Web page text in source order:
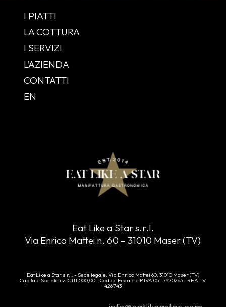
I PIATTI
LA COTTURA
I SERVIZI
L’AZIENDA
CONTATTI
EN
Eat Like a Star s.r.l.
Via Enrico Mattei n. 60 – 31010 Maser (TV)
Eat Like a Star s.r.l. - Sede legale: Via Enrico Mattei 60, 31010 Maser (TV)
Capitale Sociale i.v. €111.000,00 - Codice Fiscale e P.IVA 05117920263 - REA TV
426743